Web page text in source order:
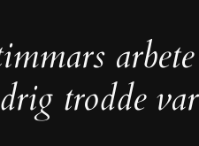
arbete
trodde var